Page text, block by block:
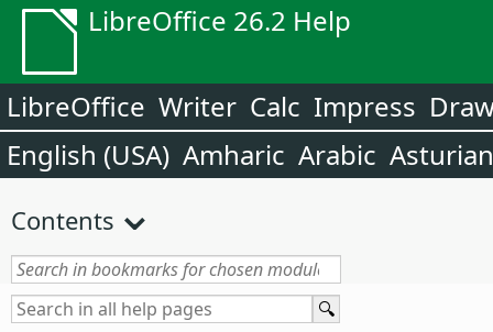
LibreOffice 26.2 Help
LibreOffice Writer Calc Impress
English (USA) Amharic Arabic Asturian
Contents